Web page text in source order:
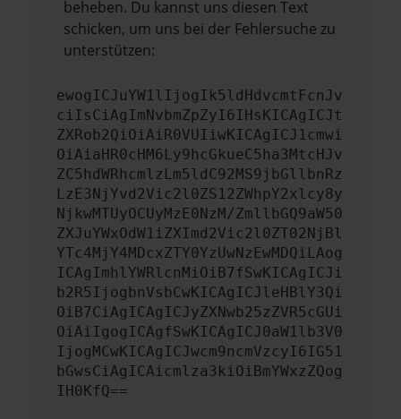
beheben. Du kannst uns diesen Text
schicken, um uns bei der Fehlersuche zu
unterstützen:
ewogICJuYW1lIjogIk5ldHdvcmtFcnJv
ciIsCiAgImNvbmZpZyI6IHsKICAgICJt
ZXRob2QiOiAiR0VUIiwKICAgICJ1cmwi
OiAiaHR0cHM6Ly9hcGkueC5ha3MtcHJv
ZC5hdWRhcmlzLm5ldC92MS9jbGllbnRz
LzE3NjYvd2Vic2l0ZS12ZWhpY2xlcy8y
NjkwMTUyOCUyMzE0NzM/ZmllbGQ9aW50
ZXJuYWxOdW1iZXImd2Vic2l0ZT02NjBl
YTc4MjY4MDcxZTY0YzUwNzEwMDQiLAog
ICAgImhlYWRlcnMiOiB7fSwKICAgICJi
b2R5IjogbnVsbCwKICAgICJleHBlY3Qi
OiB7CiAgICAgICJyZXNwb25zZVR5cGUi
OiAiIgogICAgfSwKICAgICJ0aW1lb3V0
IjogMCwKICAgICJwcm9ncmVzcyI6IG51
bGwsCiAgICAicmlza3kiOiBmYWxzZQog
IH0KfQ==